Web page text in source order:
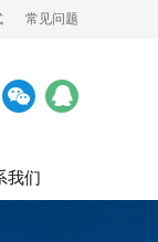
常见问题
我们